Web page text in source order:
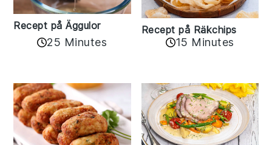
Recept på Äggulor
25 Minutes
Recept på Räkchips
15 Minutes